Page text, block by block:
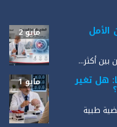
الأمل
مايو 2
بين أكثر...
هل تغير
مايو 1
طبية